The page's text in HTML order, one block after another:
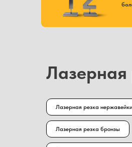
Лазерная
Лазерная резка нержавейки
Лазерная резка бронзы